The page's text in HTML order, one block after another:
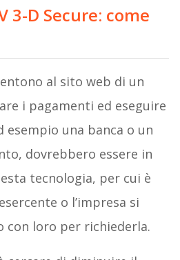
3-D Secure: come
al sito web di un
i pagamenti ed eseguire
esempio una banca o un
dovrebbero essere in
tecnologia, per cui è
o l’impresa si
loro per richiederla.